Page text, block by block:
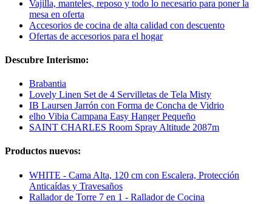
Vajilla, manteles, reposo y todo lo necesario para poner la
mesa en oferta
Accesorios de cocina de alta calidad con descuento
Ofertas de accesorios para el hogar
Descubre Interismo:
Brabantia
Lovely Linen Set de 4 Servilletas de Tela Misty
IB Laursen Jarrón con Forma de Concha de Vidrio
elho Vibia Campana Easy Hanger Pequeño
SAINT CHARLES Room Spray Altitude 2087m
Productos nuevos:
WHITE - Cama Alta, 120 cm con Escalera, Protección
Anticaídas y Travesaños
Rallador de Torre 7 en 1 - Rallador de Cocina